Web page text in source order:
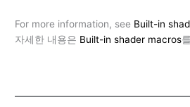
For more information, see Built-in
자세한 내용은 Built-in shader macros